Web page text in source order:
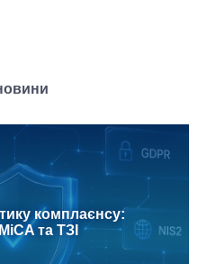
комплаєнсу:
та ТЗІ